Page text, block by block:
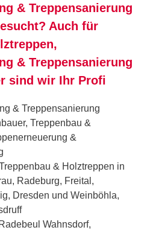
& Treppensanierung
Auch für
& Treppensanierung
sind wir Ihr Profi
& Treppensanierung
Treppenbau &
&
& Holztreppen in
Radeburg, Freital,
Dresden und Weinböhla,
Wahnsdorf,